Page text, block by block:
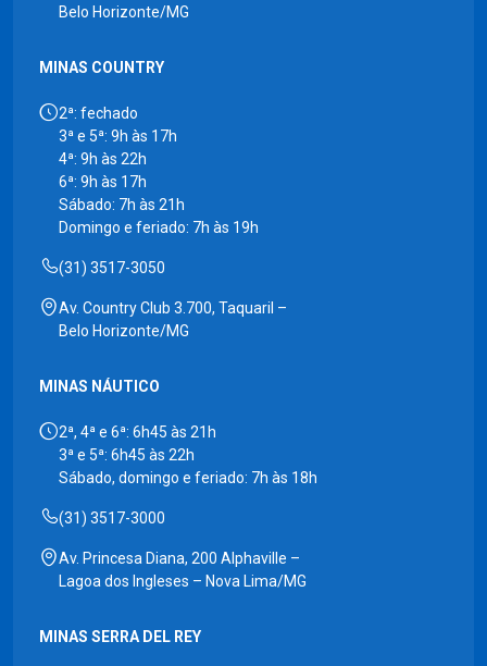
Belo Horizonte/MG
MINAS COUNTRY
2ª: fechado
3ª e 5ª: 9h às 17h
4ª: 9h às 22h
6ª: 9h às 17h
Sábado: 7h às 21h
Domingo e feriado: 7h às 19h
(31) 3517-3050
Av. Country Club 3.700, Taquaril –
Belo Horizonte/MG
MINAS NÁUTICO
2ª, 4ª e 6ª: 6h45 às 21h
3ª e 5ª: 6h45 às 22h
Sábado, domingo e feriado: 7h às 18h
(31) 3517-3000
Av. Princesa Diana, 200 Alphaville –
Lagoa dos Ingleses – Nova Lima/MG
MINAS SERRA DEL REY